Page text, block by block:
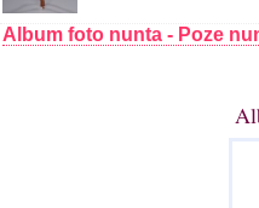
Album foto nunta - Poze